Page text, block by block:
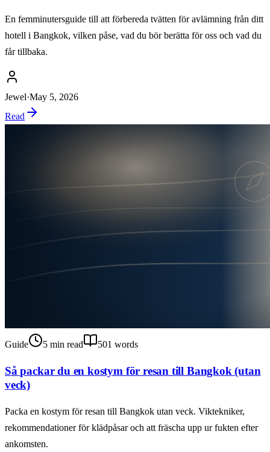
En femminutersguide till att förbereda tvätten för avlämning från ditt
hotell i Bangkok, vilken påse, vad du bör berätta för oss och vad du
får tillbaka.
Jewel·May 5, 2026
Read
Guide 5 min read 501 words
Så packar du en kostym för resan till Bangkok (utan
veck)
Packa en kostym för resan till Bangkok utan veck. Viktekniker,
rekommendationer för klädpåsar och att fräscha upp ur fukten efter
ankomsten.